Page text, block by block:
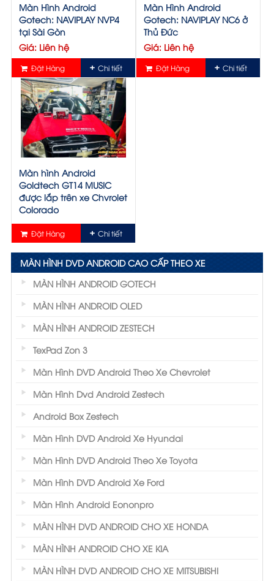
Màn Hình Android
Gotech: NAVIPLAY NVP4
tại Sài Gòn
Giá: Liên hệ
Đặt Hàng Chi tiết
Màn Hình Android
Gotech: NAVIPLAY NC6 ở
Thủ Đức
Giá: Liên hệ
Đặt Hàng Chi tiết
Màn hình Android
Goldtech GT14 MUSIC
được lắp trên xe Chvrolet
Colorado
Giá: Liên hệ
Đặt Hàng Chi tiết
MÀN HÌNH DVD ANDROID CAO CẤP THEO XE
MÀN HÌNH ANDROID GOTECH
MÀN HÌNH ANDROID OLED
MÀN HÌNH ANDROID ZESTECH
TexPad Zon 3
Màn Hình DVD Android Theo Xe Chevrolet
Màn Hình Dvd Android Zestech
Android Box Zestech
Màn Hình DVD Android Xe Hyundai
Màn Hình DVD Android Theo Xe Toyota
Màn Hình DVD Android Xe Ford
Màn Hình Android Eononpro
MÀN HÌNH DVD ANDROID CHO XE HONDA
MÀN HÌNH ANDROID CHO XE KIA
MÀN HÌNH DVD ANDROID CHO XE MITSUBISHI